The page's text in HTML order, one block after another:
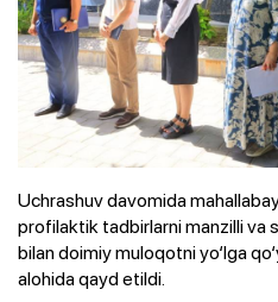
Uchrashuv davomida
profilaktik tadbirlarni manzilli va
bilan doimiy muloqotni yo‘lga
alohida qayd etildi.